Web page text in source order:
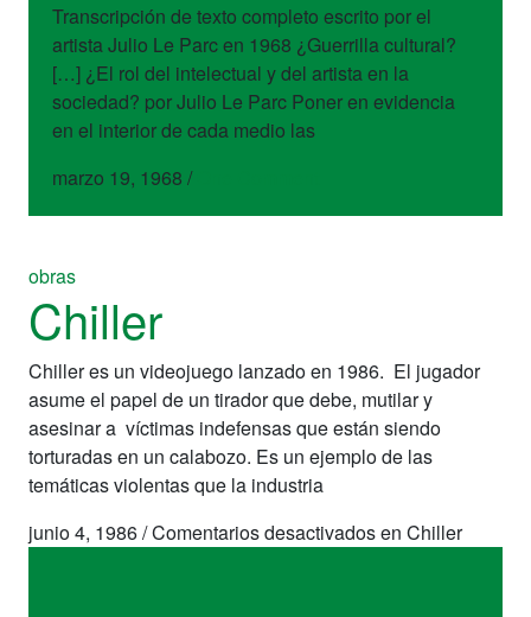
Transcripción de texto completo escrito por el
artista Julio Le Parc en 1968 ¿Guerrilla cultural?
[…] ¿El rol del intelectual y del artista en la
sociedad? por Julio Le Parc Poner en evidencia
en el interior de cada medio las
marzo 19, 1968 /
obras
Chiller
Chiller es un videojuego lanzado en 1986. El jugador
asume el papel de un tirador que debe, mutilar y
asesinar a víctimas indefensas que están siendo
torturadas en un calabozo. Es un ejemplo de las
temáticas violentas que la industria
junio 4, 1986/Comentarios desactivadosen Chiller